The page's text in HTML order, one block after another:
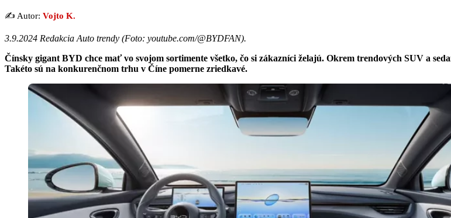
✍️ Autor: Vojto K.
3.9.2024 Redakcia Auto trendy (Foto: youtube.com/@BYDFAN).
Čínsky gigant BYD chce mať vo svojom sortimente všetko, čo si zákazníci želajú. Okrem trendových SUV a
Takéto sú na konkurenčnom trhu v Číne pomerne zriedkavé.